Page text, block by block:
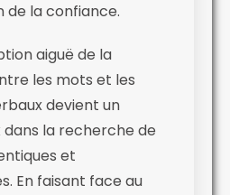
la confiance.
aiguë de la
les mots et les
devient un
dans la recherche de
et
En faisant face au